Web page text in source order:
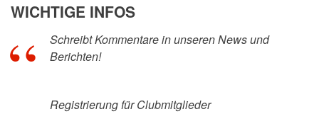
WICHTIGE INFOS
Schreibt Kommentare in unseren News und
Berichten!
Registrierung für Clubmitglieder